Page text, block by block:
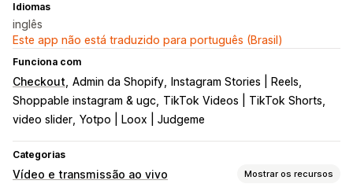
Idiomas
inglês
Este app não está traduzido para português (Brasil)
Funciona com
Checkout Admin da Shopify
Instagram Stories | Reels
Shoppable instagram & ugc TikTok Videos | TikTok Shorts
video slider Yotpo | Loox | Judgeme
Categorias
Vídeo e transmissão ao vivo Mostrar os recursos